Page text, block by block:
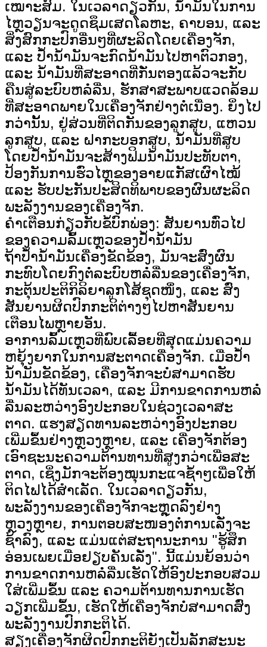
ເໝາະສົມ. ໃນເວລາດຽວກັນ, ນໍ້າມັນໃນການ
ໄຫຼວຽນຈະດູດຊຶມເສດໂລຫະ, ຄາບອນ, ແລະ
ສິ່ງສົກກະປົກອື່ນໆທີ່ຜະລິດໂດຍເຄື່ອງຈັກ,
ແລະ ປໍ້ານໍ້າມັນຈະກົດນໍ້າມັນໄປຫາຕົວກອງ,
ແລະ ນໍ້າມັນທີ່ສະອາດທີ່ກັ່ນຕອງແລ້ວຈະກັບ
ຄືນສູ່ລະບົບຫລໍ່ລື່ນ, ຮັກສາສະພາບແວດລ້ອມ
ທີ່ສະອາດພາຍໃນເຄື່ອງຈັກຢ່າງຕໍ່ເນື່ອງ. ຍິ່ງໄປ
ກວ່ານັ້ນ, ຢູ່ສ່ວນທີ່ຕິດກັນຂອງລູກສູບ, ແຫວນ
ລູກສູບ, ແລະ ຝາກະບອກສູບ, ນໍ້າມັນທີ່ສູບ
ໂດຍປໍ້ານໍ້າມັນຈະສ້າງຟິມນໍ້າມັນປະທັບຕາ,
ປ້ອງກັນການຮົ່ວໄຫຼຂອງອາຍແກັສເຜົາໄໝ້
ແລະ ຮັບປະກັນປະສິດທິພາບຂອງຜົນຜະລິດ
ພະລັງງານຂອງເຄື່ອງຈັກ.
ຄຳເຕືອນກ່ຽວກັບຂໍ້ບົກພ່ອງ: ສັນຍານທົ່ວໄປ
ຂອງຄວາມລົ້ມເຫຼວຂອງປໍ້ານໍ້າມັນ
ຖ້າປໍ້ານ້ຳມັນເຄື່ອງຂັດຂ້ອງ, ມັນຈະສົ່ງຜົນ
ກະທົບໂດຍກົງຕໍ່ລະບົບຫລໍ່ລື່ນຂອງເຄື່ອງຈັກ,
ກະຕຸ້ນປະຕິກິລິຍາລູກໂສ້ຊຸດໜຶ່ງ, ແລະ ສົ່ງ
ສັນຍານຜິດປົກກະຕິຕ່າງໆໄປຫາສັນຍານ
ເຕືອນໄພຫຼາຍອັນ.
ອາການລົ້ມເຫຼວທີ່ພົບເລື້ອຍທີ່ສຸດແມ່ນຄວາມ
ຫຍຸ້ງຍາກໃນການສະຕາດເຄື່ອງຈັກ. ເມື່ອປໍ້າ
ນໍ້າມັນຂັດຂ້ອງ, ເຄື່ອງຈັກຈະບໍ່ສາມາດຮັບ
ນໍ້າມັນໄດ້ທັນເວລາ, ແລະ ມີການຂາດການຫລໍ່
ລື່ນລະຫວ່າງອົງປະກອບໃນຊ່ວງເວລາສະ
ຕາດ. ແຮງສຽດທານລະຫວ່າງອົງປະກອບ
ເພີ່ມຂຶ້ນຢ່າງຫຼວງຫຼາຍ, ແລະ ເຄື່ອງຈັກຕ້ອງ
ເອົາຊະນະຄວາມຕ້ານທານທີ່ສູງກວ່າເພື່ອສະ
ຕາດ, ເຊິ່ງມັກຈະຕ້ອງໝຸນກະແຈຊ້ຳໆເພື່ອໃຫ້
ຕິດໄຟໄດ້ສຳເລັດ. ໃນເວລາດຽວກັນ,
ພະລັງງານຂອງເຄື່ອງຈັກຈະຫຼຸດລົງຢ່າງ
ຫຼວງຫຼາຍ, ການຕອບສະໜອງຕໍ່ການເລັ່ງຈະ
ຊ້າລົງ, ແລະ ແມ່ນແຕ່ສະຖານະການ "ຮູ້ສຶກ
ອ່ອນເພຍເມື່ອຢຽບຄັນເລັ່ງ". ນີ້ແມ່ນຍ້ອນວ່າ
ການຂາດການຫລໍ່ລື່ນເຮັດໃຫ້ອົງປະກອບສວມ
ໃສ່ເພີ່ມຂຶ້ນ ແລະ ຄວາມຕ້ານທານການເຮັດ
ວຽກເພີ່ມຂຶ້ນ, ເຮັດໃຫ້ເຄື່ອງຈັກບໍ່ສາມາດສົ່ງ
ພະລັງງານປົກກະຕິໄດ້.
ສຽງເຄື່ອງຈັກຜິດປົກກະຕິຍັງເປັນລັກສະນະ